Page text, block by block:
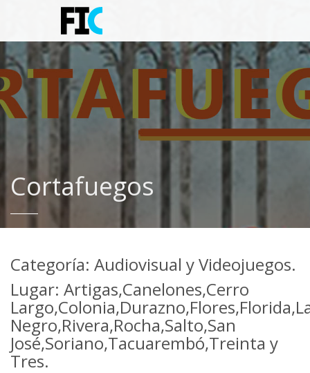
Cortafuegos
Categoría: Audiovisual y Videojuegos.
Lugar: Artigas,Canelones,Cerro
Negro,Rivera,Rocha,Salto,San
José,Soriano,Tacuarembó,Treinta y
Tres.